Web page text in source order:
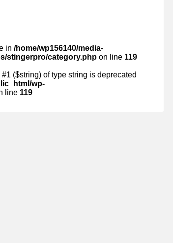
in /home/wp156140/media-
stingerpro/category.php on line 119
($string) of type string is deprecated
wp-
line 119